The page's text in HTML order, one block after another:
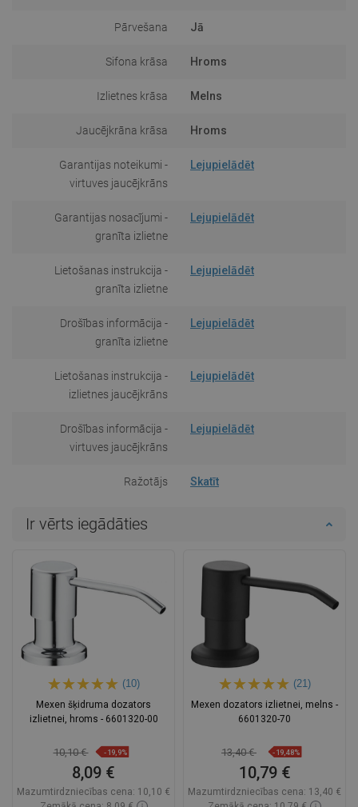
Pārvešana Jā
Sifona krāsa Hroms
Izlietnes krāsa Melns
Jaucējkrāna krāsa Hroms
Garantijas noteikumi -
virtuves jaucējkrāns
Lejupielādēt
Garantijas nosacījumi -
granīta izlietne
Lejupielādēt
Lietošanas instrukcija -
granīta izlietne
Lejupielādēt
Drošības informācija -
granīta izlietne
Lejupielādēt
Lietošanas instrukcija -
izlietnes jaucējkrāns
Lejupielādēt
Drošības informācija -
virtuves jaucējkrāns
Lejupielādēt
Ražotājs Skatīt
Ir vērts iegādāties
(10)
Mexen šķidruma dozators
izlietnei, hroms - 6601320-00
10,10 € -19,9%
8,09 €
Mazumtirdzniecības cena: 10,10 €
(21)
Mexen dozators izlietnei, melns -
6601320-70
13,40 € -19,48%
10,79 €
Mazumtirdzniecības cena: 13,40 €